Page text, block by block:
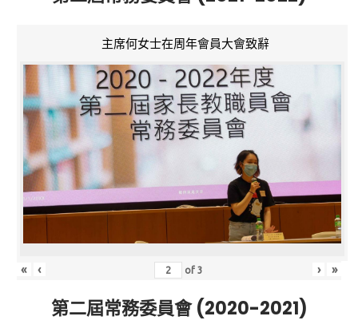
主席何女士在周年會員大會致辭
« ‹ of3 › »
第二屆常務委員會 (2020-2021)